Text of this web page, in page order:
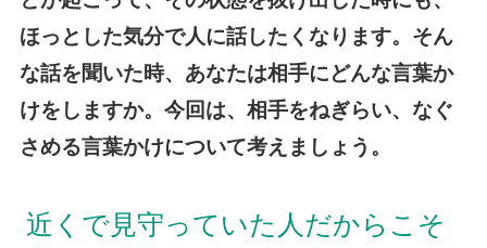
ほっとした気分で人に話したくなります。そん
な話を聞いた時、あなたは相手にどんな言葉か
けをしますか。今回は、相手をねぎらい、なぐ
さめる言葉かけについて考えましょう。
近くで見守っていた人だからこそ